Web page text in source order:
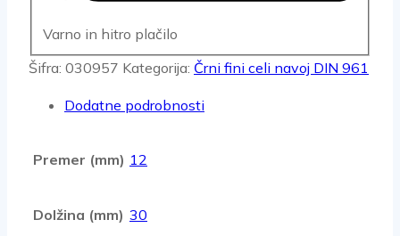
Varno in hitro plačilo
Šifra: 030957 Kategorija: Črni fini celi navoj DIN 961
Dodatne podrobnosti
Premer (mm) 12
Dolžina (mm) 30